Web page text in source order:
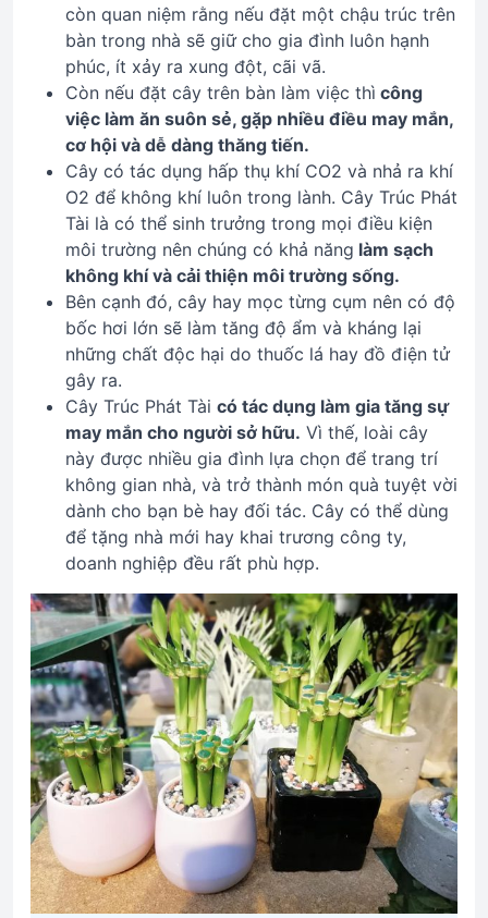
còn quan niệm rằng nếu đặt một chậu trúc trên
bàn trong nhà sẽ giữ cho gia đình luôn hạnh
phúc, ít xảy ra xung đột, cãi vã.
Còn nếu đặt cây trên bàn làm việc thì công
việc làm ăn suôn sẻ, gặp nhiều điều may mắn,
cơ hội và dễ dàng thăng tiến.
Cây có tác dụng hấp thụ khí CO2 và nhả ra khí
O2 để không khí luôn trong lành. Cây Trúc Phát
Tài là có thể sinh trưởng trong mọi điều kiện
môi trường nên chúng có khả năng làm sạch
không khí và cải thiện môi trường sống.
Bên cạnh đó, cây hay mọc từng cụm nên có độ
bốc hơi lớn sẽ làm tăng độ ẩm và kháng lại
những chất độc hại do thuốc lá hay đồ điện tử
gây ra.
Cây Trúc Phát Tài có tác dụng làm gia tăng sự
may mắn cho người sở hữu. Vì thế, loài cây
này được nhiều gia đình lựa chọn để trang trí
không gian nhà, và trở thành món quà tuyệt vời
dành cho bạn bè hay đối tác. Cây có thể dùng
để tặng nhà mới hay khai trương công ty,
doanh nghiệp đều rất phù hợp.